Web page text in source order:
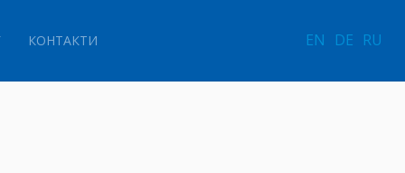
КОНТАКТИ EN DE RU